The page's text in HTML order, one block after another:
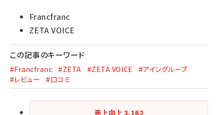
Francfranc
ZETA VOICE
この記事のキーワード
#Francfranc #ZETA #ZETA VOICE
#アイングループ
#レビュー
#口コミ
売上向上 3,162